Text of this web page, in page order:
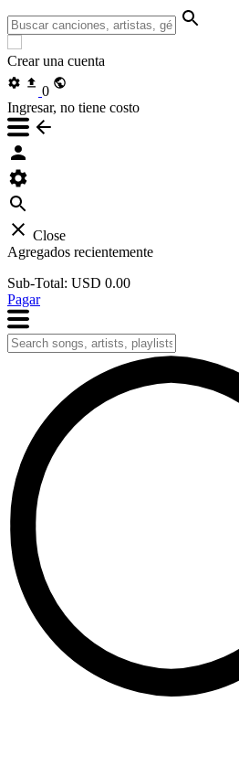
Crear una cuenta
0
Ingresar, no tiene costo
Close
Agregados recientemente
Sub-Total: USD 0.00
Pagar